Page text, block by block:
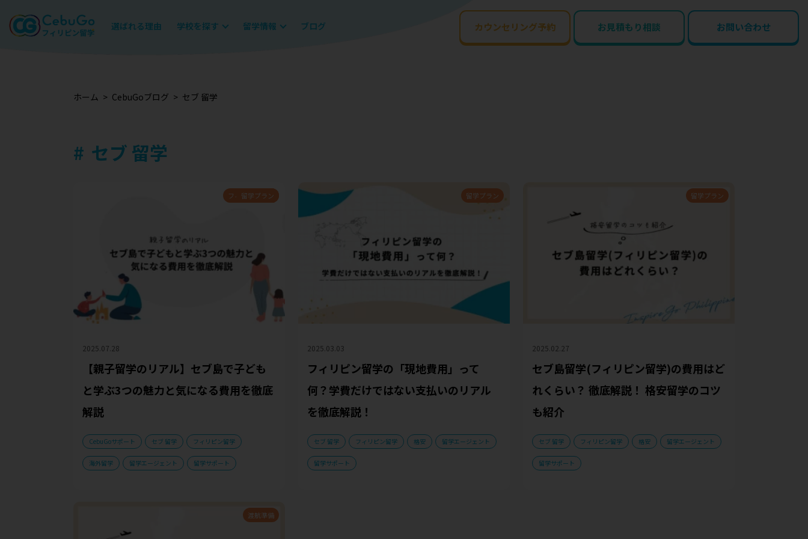
選ばれる理由 学校を探す 留学情報 ブログ カウンセリング予約 お見積もり相談 お問い合わせ
ホーム CebuGoブログ セブ 留学
セブ 留学
フィリピン情報
渡航準備
留学プラン
2025.07.28
【親子留学のリアル】セブ島で子ども
と学ぶ3つの魅力と気になる費用を徹底
解説
CebuGoサポート セブ 留学 フィリピン留学
海外留学 留学エージェント 留学サポート
留学プラン
2025.03.03
フィリピン留学の「現地費用」って
何？学費だけではない支払いのリアル
を徹底解説！
セブ 留学 フィリピン留学 格安 留学エージェント
留学サポート
留学プラン
2025.02.27
セブ島留学(フィリピン留学)の費用はど
れくらい？ 徹底解説！ 格安留学のコツ
も紹介
セブ 留学 フィリピン留学 格安 留学エージェント
留学サポート
渡航準備